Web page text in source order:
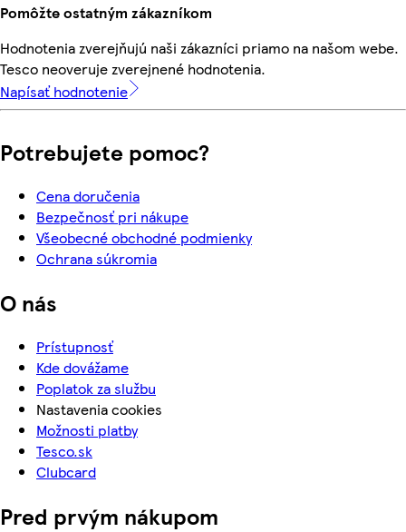
Pomôžte ostatným zákazníkom
Hodnotenia zverejňujú naši zákazníci priamo na našom webe.
Tesco neoveruje zverejnené hodnotenia.
Napísať hodnotenie
Potrebujete pomoc?
Cena doručenia
Bezpečnosť pri nákupe
Všeobecné obchodné podmienky
Ochrana súkromia
O nás
Prístupnosť
Kde dovážame
Poplatok za službu
Nastavenia cookies
Možnosti platby
Tesco.sk
Clubcard
Pred prvým nákupom